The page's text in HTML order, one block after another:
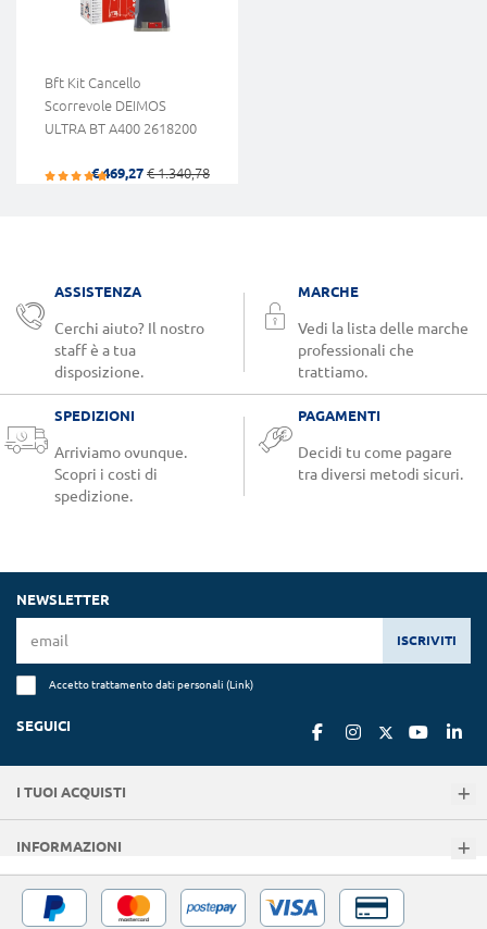
Bft Kit Cancello
Scorrevole DEIMOS
ULTRA BT A400 2618200
€ 469,27 € 1.340,78
ASSISTENZA
Cerchi aiuto? Il nostro
staff è a tua
disposizione.
MARCHE
Vedi la lista delle marche
professionali che
trattiamo.
SPEDIZIONI
Arriviamo ovunque.
Scopri i costi di
spedizione.
PAGAMENTI
Decidi tu come pagare
tra diversi metodi sicuri.
NEWSLETTER
ISCRIVITI
Accetto trattamento dati personali (Link)
SEGUICI
I TUOI ACQUISTI
INFORMAZIONI